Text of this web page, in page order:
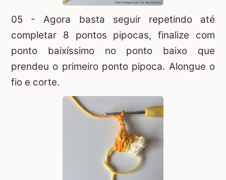
05 - Agora basta seguir repetindo até
completar 8 pontos pipocas, finalize com
ponto baixíssimo no ponto baixo que
prendeu o primeiro ponto pipoca. Alongue o
fio e corte.